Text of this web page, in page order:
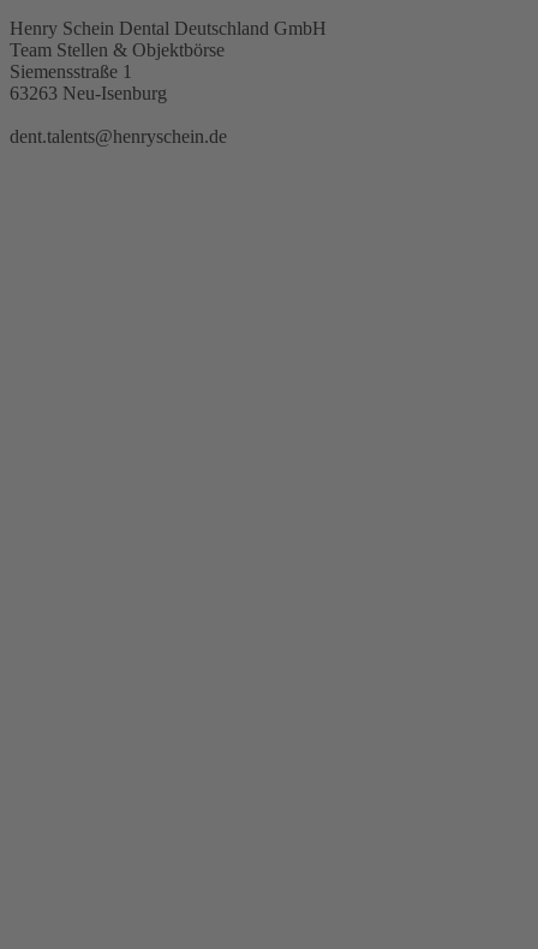
Henry Schein Dental Deutschland GmbH
Team Stellen & Objektbörse
Siemensstraße 1
63263 Neu-Isenburg
dent.talents@henryschein.de